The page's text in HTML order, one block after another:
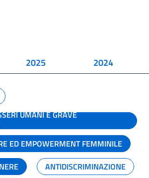
2025 2024
UMANI E GRAVE
ED EMPOWERMENT FEMMINILE
ANTIDISCRIMINAZIONE